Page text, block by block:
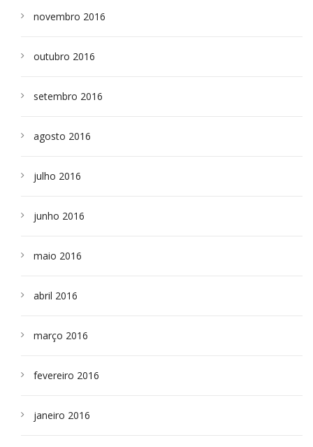
novembro 2016
outubro 2016
setembro 2016
agosto 2016
julho 2016
junho 2016
maio 2016
abril 2016
março 2016
fevereiro 2016
janeiro 2016